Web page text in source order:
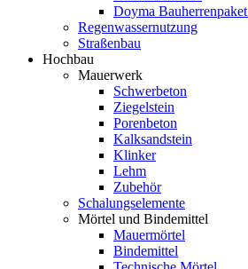
Doyma
Regenwassernutzung
Straßenbau
Hochbau
Mauerwerk
Schwerbeton
Ziegelstein
Porenbeton
Kalksandstein
Klinker
Lehm
Zubehör
Schalungselemente
Mörtel und Bindemittel
Mauermörtel
Bindemittel